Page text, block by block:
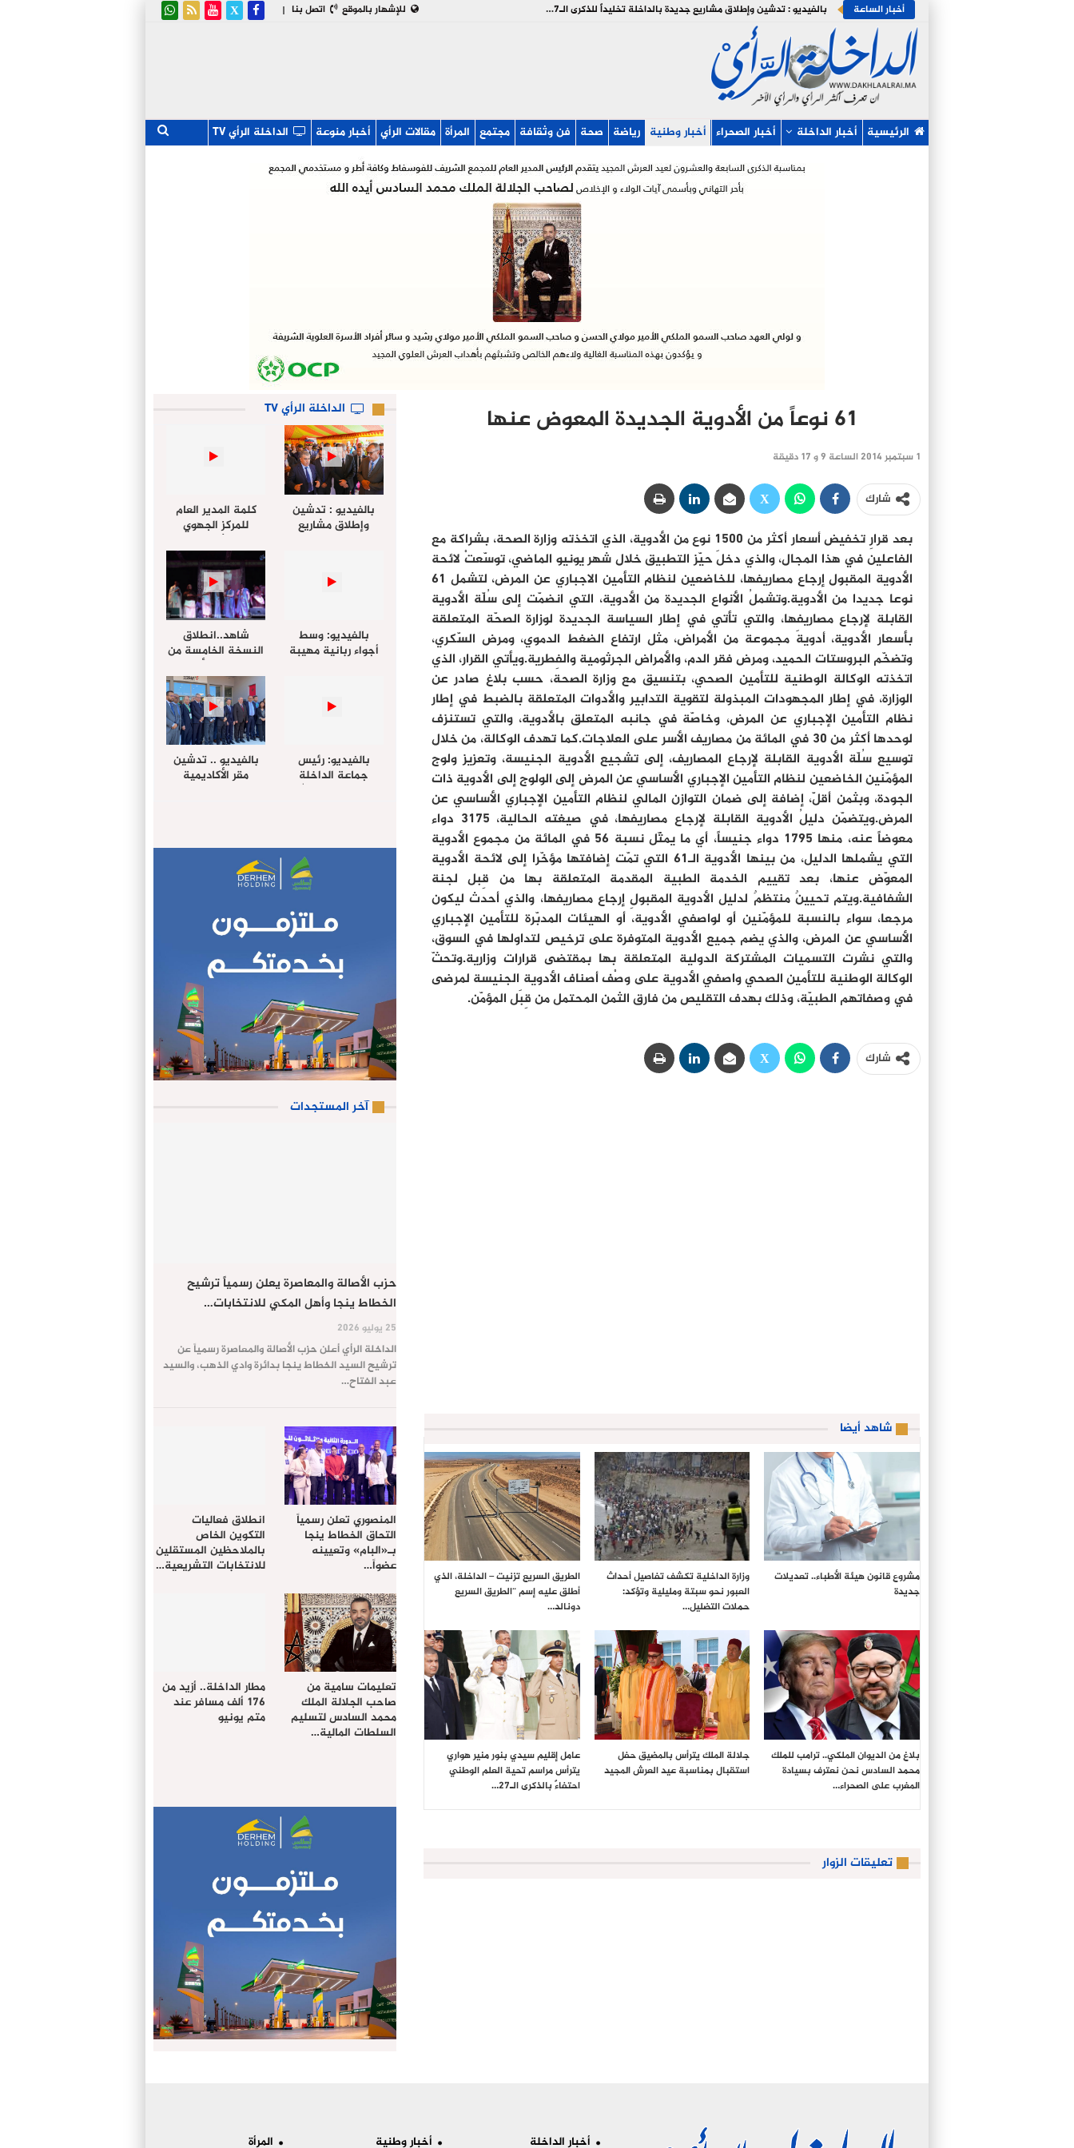
| اتصل بنا للإشهار بالموقع أخبار الساعة بالفيديو : تدشين وإطلاق مشاريع جديدة بالداخلة تخليداً للذكرى الـ27 لعيد العرش
الرئيسية أخبار الداخلة أخبار الصحراء أخبار وطنية رياضة صحة فن وثقافة مجتمع المرأة مقالات الرأي أخبار منوعة الداخلة الرأي TV
61 نوعاً من الأدوية الجديدة المعوض عنها
1 سبتمبر 2014 الساعة 9 و 17 دقيقة
شارك
بعد قرارِ تخفيض أسعار أكثر من 1500 نوع من الأدوية، الذي اتخذته وزارة الصحة، بشراكة مع
الفاعلين في هذا المجال، والذي دخلَ حيّز التطبيق خلال شهر يونيو الماضي، توسّعتْ لائحة
الأدوية المقبول إرجاع مصاريفها، للخاضعين لنظام التأمين الاجباري عن المرض، لتشمل 61
نوعا جديدا من الأدوية.وتشملُ الأنواع الجديدة من الأدوية، التي انضمّت إلى سُلّة الأدوية
القابلة لإرجاع مصاريفها، والتي تأتي في إطار السياسة الجديدة لوزارة الصحّة المتعلقة
بأسعار الأدوية، أدويةَ مجموعة من الأمراض، مثل ارتفاع الضغط الدموي، ومرض السّكري،
وتضخّم البروستات الحميد، ومرض فقر الدم، والأمراض الجرثومية والفِطرية.ويأتي القرار، الذي
اتخذته الوكالة الوطنية للتأمين الصحي، بتنسيق مع وزارة الصحة، حسب بلاغ صادر عن
الوزارة، في إطار المجهودات المبذولة لتقوية التدابير والأدوات المتعلقة بالضبط في إطار
نظام التأمين الإجباري عن المرض، وخاصّة في جانبه المتعلق بالأدوية، والتي تستنزف
لوحدها أكثر من 30 في المائة من مصاريف الأسر على العلاجات.كما تهدف الوكالة، من خلال
توسيع سُلّة الأدوية القابلة لإرجاع المصاريف، إلى تشجيع الأدوية الجنيسة، وتعزيز ولوج
المؤمّنين الخاضعين لنظام التأمين الإجباري الأساسي عن المرض إلى الولوج إلى الأدوية ذات
الجودة، وبثمن أقلّ، إضافة إلى ضمان التوازن المالي لنظام التأمين الإجباري الأساسي عن
المرض.ويتضمّن دليلُ الأدوية القابلة لإرجاع مصاريفها، في صيغته الحالية، 3175 دواء
معوضاً عنه، منها 1795 دواء جنيساً، أي ما يمثّل نسبة 56 في المائة من مجموع الأدوية
التي يشملها الدليل، من بينها الأدوية الـ61 التي تمّت إضافتها مؤخّرا إلى لائحة الأدوية
المعوّض عنها، بعد تقييم الخدمة الطبية المقدمة المتعلقة بها من قِبل لجنة
الشفافية.ويتم تحيينٌ منتظمٌ لدليل الأدوية المقبولِ إرجاع مصاريفها، والذي أحدث ليكون
مرجعا، سواء بالنسبة للمؤمّنين أو لواصفي الأدوية، أو الهيئات المدبّرة للتأمين الإجباري
الأساسي عن المرض، والذي يضم جميع الأدوية المتوفرة على ترخيص لتداولها في السوق،
والتي نشرت التسميات المشتركة الدولية المتعلقة بها بمقتضى قرارات وزارية.وتحثّ
الوكالة الوطنية للتأمين الصحي واصفي الأدوية على وصْف أصناف الأدوية الجنيسة لمرضى
في وصفاتهم الطبيّة، وذلك بهدف التقليص من فارق الثمن المحتمل من قِبَل المؤمّن.
شارك
شاهد أيضا
مشروع قانون هيئة الأطباء.. تعديلات
جديدة
وزارة الداخلية تكشف تفاصيل أحداث
العبور نحو سبتة ومليلية وتؤكد:
حملات التضليل…
الطريق السريع تزنيت – الداخلة، الذي
أطلق عليه إسم “الطريق السريع
دونالد…
بلاغ من الديوان الملكي.. ترامب للملك
محمد السادس نحن نعترف بسيادة
المغرب على الصحراء…
جلالة الملك يترأس بالمضيق حفل
استقبال بمناسبة عيد العرش المجيد
عامل إقليم سيدي بنور منير هواري
يترأس مراسم تحية العلم الوطني
احتفاءً بالذكرى الـ27…
تعليقات الزوار
الداخلة الرأي TV
بالفيديو : تدشين
وإطلاق مشاريع
كلمة المدير العام
للمركز الجهوي
للإستثمار خلال
أشغال لإجتماع
التقييمي للجنة
الجهوية الموحد
لإستثمار بجهة
الداخلة…
بالفيديو: وسط
أجواء ربانية مهيبة
جموع المصلين
شاهد..انطلاق
النسخة الخامسة من
مهرجان “الأمداح
النبوية” المنظم من
طرف مجلس جهة
الداخلة وادي الذهب
بالفيديو: رئيس
جماعة الداخلة
الراغب حرمة الله
الامريكية
بالفيديو .. تدشين
مقر الأكاديمية
آخر المستجدات
حزب الأصالة والمعاصرة يعلن رسمياً ترشيح
الخطاط ينجا وأهل المكي للانتخابات…
25 يوليو 2026
الداخلة الرأي أعلن حزب الأصالة والمعاصرة رسمياً عن
ترشيح السيد الخطاط ينجا بدائرة وادي الذهب، والسيد
عبد الفتاح…
المنصوري تعلن رسمياً
التحاق الخطاط ينجا
بـ«البام» وتعيينه
عضواً…
انطلاق فعاليات
التكوين الخاص
بالملاحظين المستقلين
للانتخابات التشريعية…
تعليمات سامية من
صاحب الجلالة الملك
محمد السادس لتسليم
السلطات المالية…
مطار الداخلة.. أزيد من
176 ألف مسافر عند
متم يونيو
أخبار الداخلة أخبار وطنية المرأة